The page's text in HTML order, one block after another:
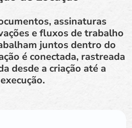
assinaturas
e fluxos de trabalho
juntos dentro do
é conectada, rastreada
desde a criação até a
execução.